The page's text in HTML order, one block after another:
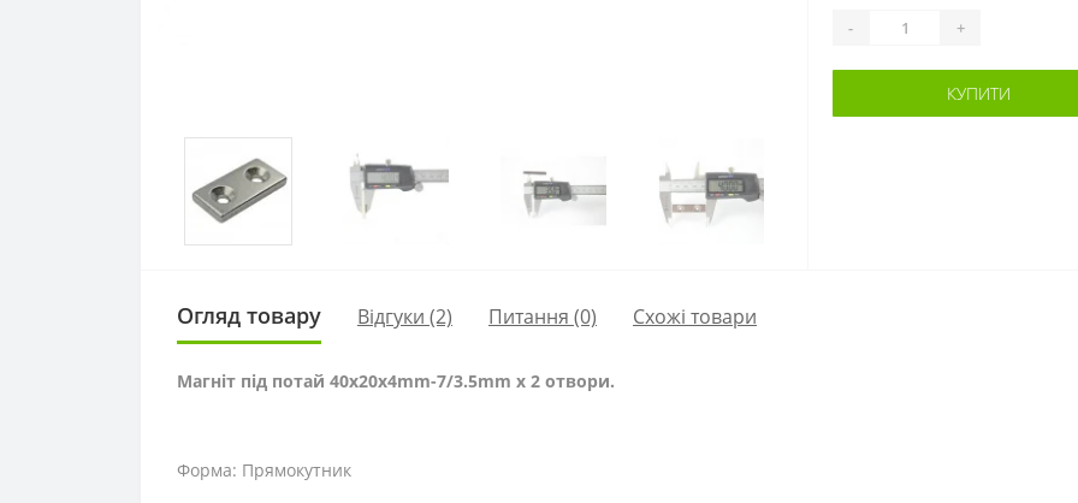
- +
КУПИТИ
Огляд товару Відгуки (2) Питання (0) Схожі товари
Магніт під потай 40x20x4mm-7/3.5mm х 2 отвори.
Форма: Прямокутник